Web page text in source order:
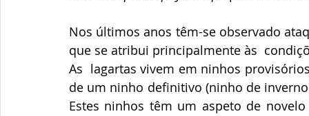
Nos últimos anos têm-se observado
que se atribui principalmente às
As  lagartas vivem em ninhos
de um ninho definitivo (ninho de
Estes ninhos têm um aspeto de